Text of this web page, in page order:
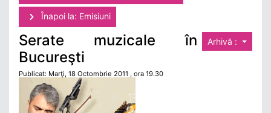
Înapoi la: Emisiuni
Arhivă :
Serate muzicale în
Bucureşti
Publicat: Marţi, 18 Octombrie 2011 , ora 19.30